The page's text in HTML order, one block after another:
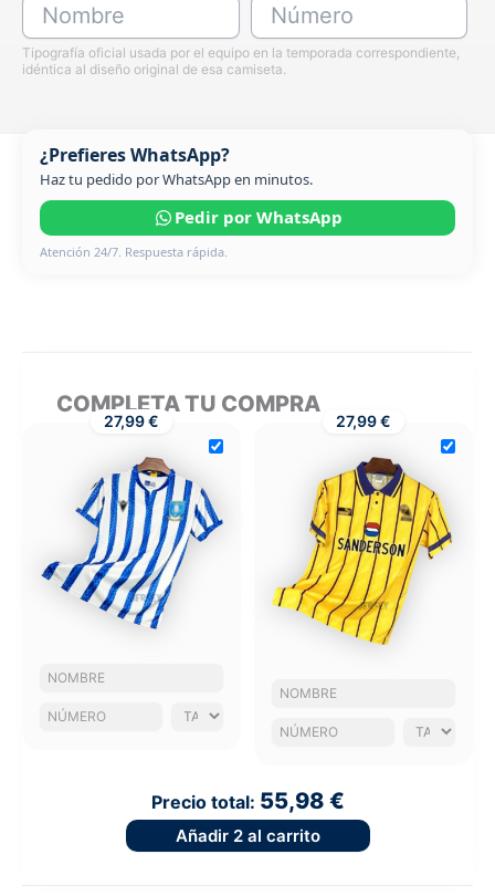
Nombre Número
Tipografía oficial usada por el equipo en la temporada correspondiente,
idéntica al diseño original de esa camiseta.
¿Prefieres WhatsApp?
Haz tu pedido por WhatsApp en minutos.
Pedir por WhatsApp
Atención 24/7. Respuesta rápida.
COMPLETA TU COMPRA
27,99 € 27,99 €
Precio total: 55,98 €
Añadir 2al carrito